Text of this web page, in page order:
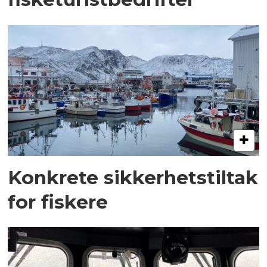
Konkrete sikkerhetstiltak
for fiskere